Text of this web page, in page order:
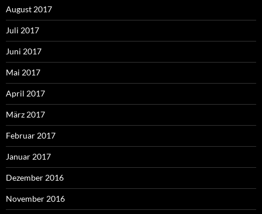
August 2017
Juli 2017
Juni 2017
Mai 2017
April 2017
März 2017
Februar 2017
Januar 2017
Dezember 2016
November 2016